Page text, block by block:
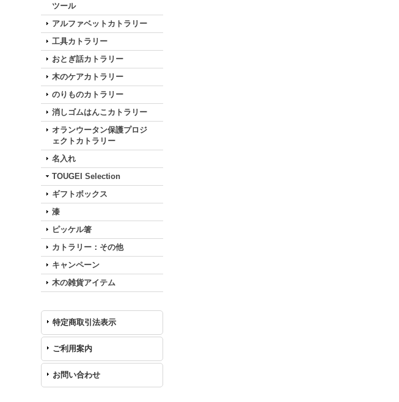
ツール
アルファベットカトラリー
工具カトラリー
おとぎ話カトラリー
木のケアカトラリー
のりものカトラリー
消しゴムはんこカトラリー
オランウータン保護プロジ
ェクトカトラリー
名入れ
TOUGEI Selection
ギフトボックス
漆
ピッケル箸
カトラリー：その他
キャンペーン
木の雑貨アイテム
特定商取引法表示
ご利用案内
お問い合わせ